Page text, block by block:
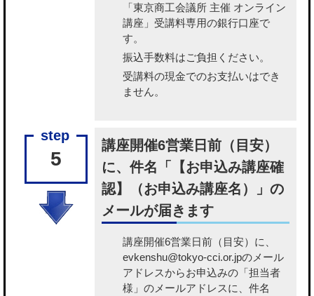
「東京商工会議所 主催 オンライン
講座」受講料専用の銀行口座で
す。
振込手数料はご負担ください。
受講料の現金でのお支払いはでき
ません。
5
講座開催6営業日前（目安）
に、件名「【お申込み講座確
認】（お申込み講座名）」の
メールが届きます
講座開催6営業日前（目安）に、
evkenshu@tokyo-cci.or.jpのメール
アドレスからお申込みの「担当者
様」のメールアドレスに、件名